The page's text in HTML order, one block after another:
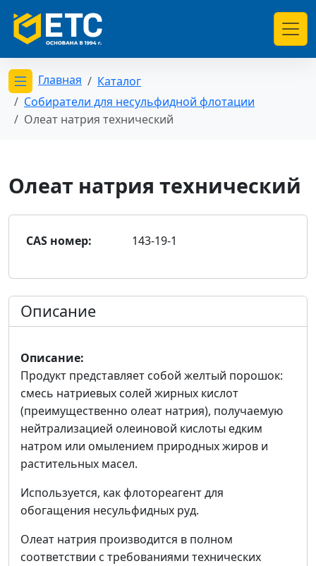
Открыть меню категорий
Главная
Каталог
Собиратели для несульфидной флотации
Олеат натрия технический
Олеат натрия технический
CAS номер: 143-19-1
Описание
Описание:
Продукт представляет собой желтый порошок:
смесь натриевых солей жирных кислот
(преимущественно олеат натрия), получаемую
нейтрализацией олеиновой кислоты едким
натром или омылением природных жиров и
растительных масел.
Используется, как флотореагент для
обогащения несульфидных руд.
Олеат натрия производится в полном
соответствии с требованиями технических